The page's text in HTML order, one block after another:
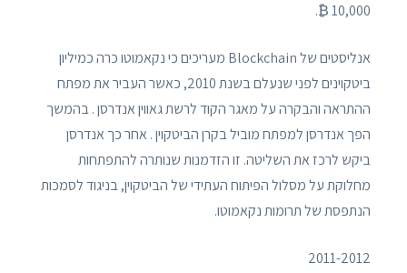
10,000 ₿.
אנליסטים של Blockchain מעריכים כי נקאמוטו כרה כמיליון
ביטקוינים לפני שנעלם בשנת 2010, כאשר העביר את מפתח
ההתראה והבקרה על מאגר הקוד לרשת גאווין אנדרסן . בהמשך
הפך אנדרסן למפתח מוביל בקרן הביטקוין . אחר כך אנדרסן
ביקש לרכז את השליטה. זו הזדמנות שנותרה להתפתחות
מחלוקת על מסלול הפיתוח העתידי של הביטקוין, בניגוד לסמכות
הנתפסת של תרומות נקאמוטו.
2011-2012